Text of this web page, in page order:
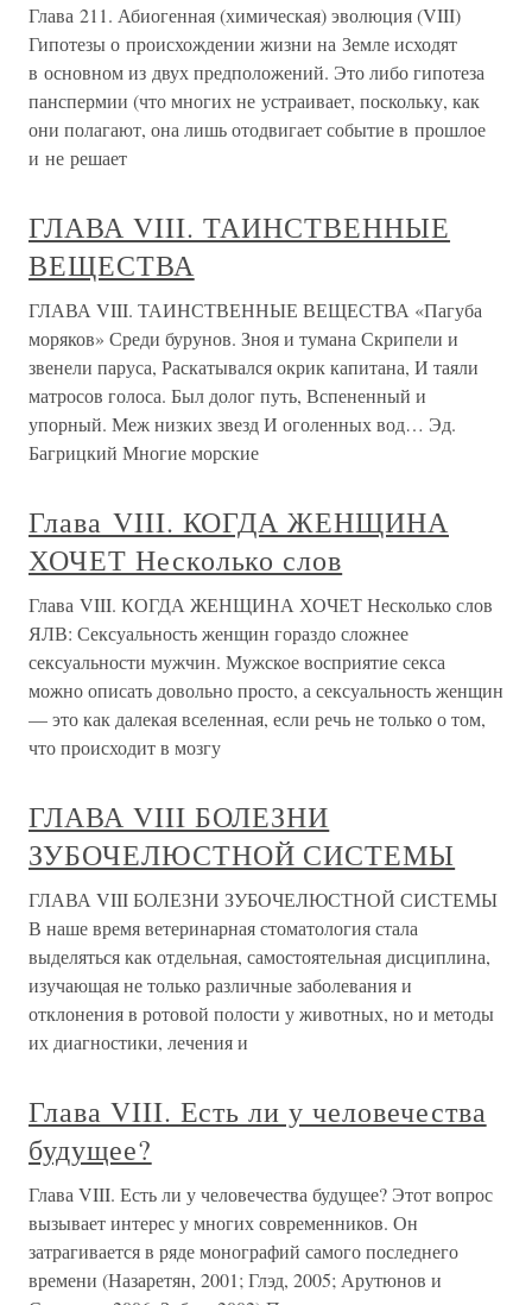
Глава 211. Абиогенная (химическая) эволюция (VIII)
Гипотезы о происхождении жизни на Земле исходят
в основном из двух предположений. Это либо гипотеза
панспермии (что многих не устраивает, поскольку, как
они полагают, она лишь отодвигает событие в прошлое
и не решает
ГЛАВА VIII. ТАИНСТВЕННЫЕ
ВЕЩЕСТВА
ГЛАВА VIII. ТАИНСТВЕННЫЕ ВЕЩЕСТВА «Пагуба
моряков» Среди бурунов. Зноя и тумана Скрипели и
звенели паруса, Раскатывался окрик капитана, И таяли
матросов голоса. Был долог путь, Вспененный и
упорный. Меж низких звезд И оголенных вод… Эд.
Багрицкий Многие морские
Глава VIII. КОГДА ЖЕНЩИНА
ХОЧЕТ Несколько слов
Глава VIII. КОГДА ЖЕНЩИНА ХОЧЕТ Несколько слов
ЯЛВ: Сексуальность женщин гораздо сложнее
сексуальности мужчин. Мужское восприятие секса
можно описать довольно просто, а сексуальность женщин
— это как далекая вселенная, если речь не только о том,
что происходит в мозгу
ГЛАВА VIII БОЛЕЗНИ
ЗУБОЧЕЛЮСТНОЙ СИСТЕМЫ
ГЛАВА VIII БОЛЕЗНИ ЗУБОЧЕЛЮСТНОЙ СИСТЕМЫ
В наше время ветеринарная стоматология стала
выделяться как отдельная, самостоятельная дисциплина,
изучающая не только различные заболевания и
отклонения в ротовой полости у животных, но и методы
их диагностики, лечения и
Глава VIII. Есть ли у человечества
будущее?
Глава VIII. Есть ли у человечества будущее? Этот вопрос
вызывает интерес у многих современников. Он
затрагивается в ряде монографий самого последнего
времени (Назаретян, 2001; Глэд, 2005; Арутюнов и